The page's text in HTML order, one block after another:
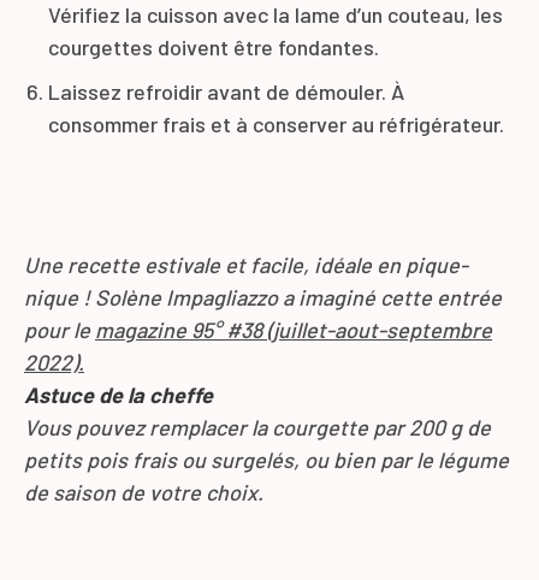
Vérifiez la cuisson avec la lame d’un couteau, les
courgettes doivent être fondantes.
Laissez refroidir avant de démouler. À
consommer frais et à conserver au réfrigérateur.
Une recette estivale et facile, idéale en pique-
nique ! Solène Impagliazzo a imaginé cette entrée
pour le magazine 95° #38 (juillet-aout-septembre
2022).
Astuce de la cheffe
Vous pouvez remplacer la courgette par 200 g de
petits pois frais ou surgelés, ou bien par le légume
de saison de votre choix.